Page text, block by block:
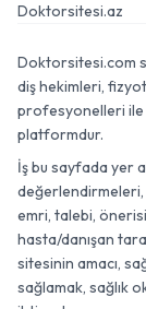
Doktorsitesi.az
Doktorsitesi.com
diş hekimleri,
profesyonelleri ile
platformdur.
İş bu sayfada yer
değerlendirmeleri,
emri, talebi,
hasta/danışan
sitesinin amacı,
sağlamak, sağlık